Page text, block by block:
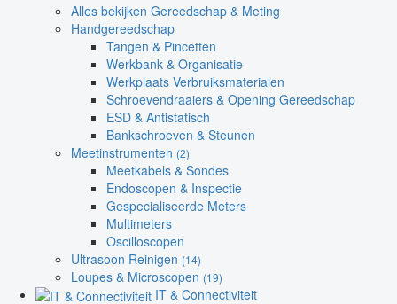
Alles bekijken Gereedschap & Meting
Handgereedschap
Tangen & Pincetten
Werkbank & Organisatie
Werkplaats Verbruiksmaterialen
Schroevendraaiers & Opening Gereedschap
ESD & Antistatisch
Bankschroeven & Steunen
Meetinstrumenten (2)
Meetkabels & Sondes
Endoscopen & Inspectie
Gespecialiseerde Meters
Multimeters
Oscilloscopen
Ultrasoon Reinigen (14)
Loupes & Microscopen (19)
IT & Connectiviteit